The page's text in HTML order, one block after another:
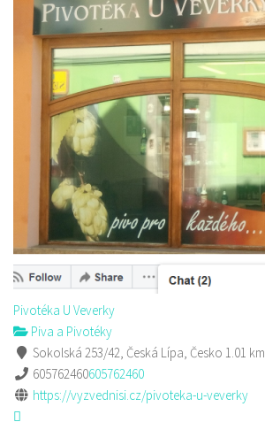
Pivotéka U Veverky
Piva a Pivotéky
Sokolská 253/42, Česká Lípa, Česko 1.01 km
605762460605762460
https://vyzvednisi.cz/pivoteka-u-veverky